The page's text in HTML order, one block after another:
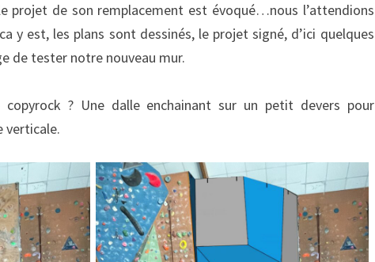
projet de son remplacement est évoqué…nous l’attendions
y est, les plans sont dessinés, le projet signé, d’ici quelques
de tester notre nouveau mur.
? Une dalle enchainant sur un petit devers pour
verticale.